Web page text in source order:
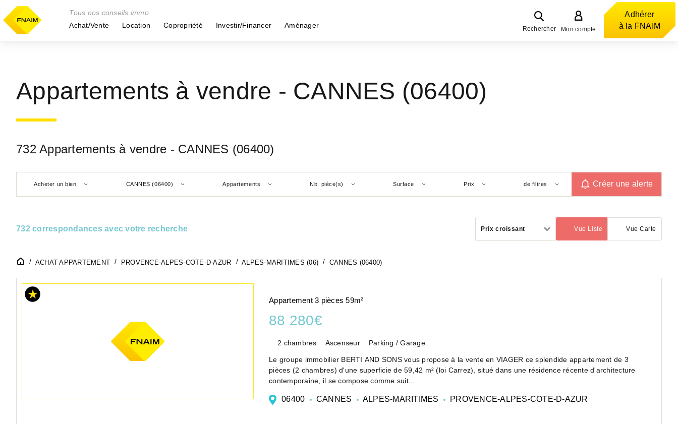
Tous nos conseils immo
Achat/Vente
Location Copropriété Investir/Financer Aménager Rechercher Mon compte
Adhérer
à la FNAIM
Appartements à vendre - CANNES (06400)
732 Appartements à vendre - CANNES (06400)
Acheter un bien CANNES (06400) Appartements Nb. pièce(s) Surface Prix de filtres Créer une alerte
732 correspondances avec votre recherche Prix croissant Vue Liste
(activé) Vue Carte
ACHAT APPARTEMENT PROVENCE-ALPES-COTE-D-AZUR ALPES-MARITIMES (06) CANNES (06400)
Appartement 3 pièces 59m²
88 280€
2 chambres Ascenseur Parking / Garage
Le groupe immobilier BERTI AND SONS vous propose à la vente en VIAGER ce splendide appartement de 3
pièces (2 chambres) d'une superficie de 59,42 m² (loi Carrez), situé dans une résidence récente d'architecture
contemporaine, il se compose comme suit...
06400 CANNES ALPES-MARITIMES PROVENCE-ALPES-COTE-D-AZUR